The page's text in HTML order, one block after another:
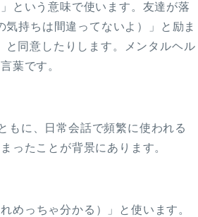
という意味で使います。友達が落
持ちは間違ってないよ）」と励ま
と同意したりします。メンタルヘル
葉です。
もに、日常会話で頻繁に使われる
ったことが背景にあります。
めっちゃ分かる）」と使います。